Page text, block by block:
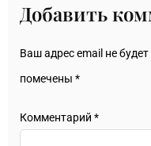
Добавить
Ваш адрес email не
помечены *
Комментарий *